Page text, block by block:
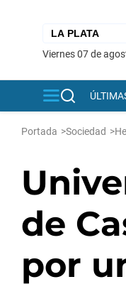
viernes 07 de
Portada >Sociedad >
de
por